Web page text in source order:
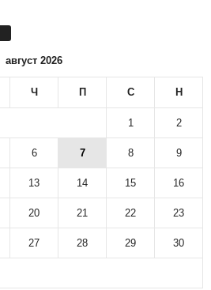
август 2026
Ч П С Н
1 2
6 7 8 9
13 14 15 16
20 21 22 23
27 28 29 30